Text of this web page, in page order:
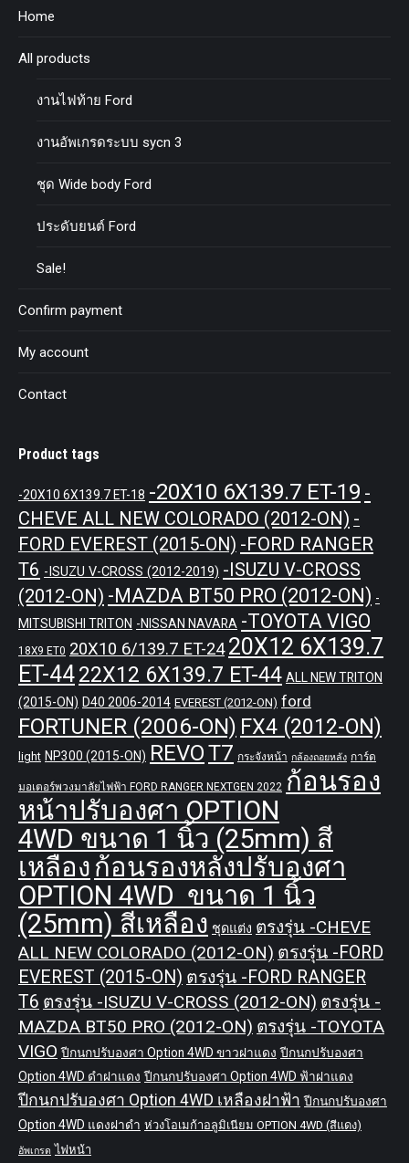
Home
All products
งานไฟท้าย Ford
งานอัพเกรดระบบ sycn 3
ชุด Wide body Ford
ประดับยนต์ Ford
Sale!
Confirm payment
My account
Contact
Product tags
-20X10 6X139.7 ET-18 -20X10 6X139.7 ET-19 -
CHEVE ALL NEW COLORADO (2012-ON) -
FORD EVEREST (2015-ON) -FORD RANGER
T6 -ISUZU V-CROSS (2012-2019) -ISUZU V-CROSS
(2012-ON) -MAZDA BT50 PRO (2012-ON) -
MITSUBISHI TRITON -NISSAN NAVARA -TOYOTA VIGO
18X9 ET0 20X10 6/139.7 ET-24 20X12 6X139.7
ET-4422X12 6X139.7 ET-44 ALL NEW TRITON
(2015-ON) D40 2006-2014 EVEREST (2012-ON) ford
FORTUNER (2006-ON) FX4 (2012-ON)
light NP300 (2015-ON) REVOT7 กระจังหน้า กล้องถอยหลัง การ์ด
มอเตอร์พวงมาลัยไฟฟ้า FORD RANGER NEXTGEN 2022 ก้อนรอง
หน้าปรับองศา OPTION
4WD ขนาด 1 นิ้ว (25mm) สี
เหลือง ก้อนรองหลังปรับองศา
OPTION 4WD ขนาด 1 นิ้ว
(25mm) สีเหลือง ชุดแต่ง ตรงรุ่น -CHEVE
ALL NEW COLORADO (2012-ON) ตรงรุ่น -FORD
EVEREST (2015-ON) ตรงรุ่น -FORD RANGER
T6 ตรงรุ่น -ISUZU V-CROSS (2012-ON) ตรงรุ่น -
MAZDA BT50 PRO (2012-ON) ตรงรุ่น -TOYOTA
VIGO ปีกนกปรับองศา Option 4WD ขาวฝาแดง ปีกนกปรับองศา
Option 4WD ดำฝาแดง ปีกนกปรับองศา Option 4WD ฟ้าฝาแดง
ปีกนกปรับองศา Option 4WD เหลืองฝาฟ้า ปีกนกปรับองศา
Option 4WD แดงฝาดำ ห่วงโอเมก้าอลูมิเนียม OPTION 4WD (สีแดง)
อัพเกรด ไฟหน้า